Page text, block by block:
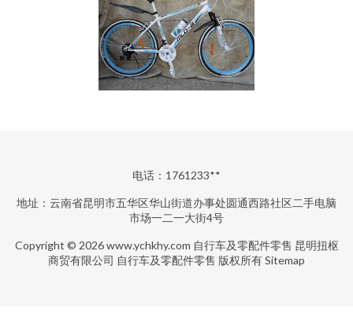
电话：1761233**
地址：云南省昆明市五华区华山街道办事处圆通西路社区二手电脑
市场一二一大街4号
Copyright © 2026www.ychkhy.com 自行车及零配件零售 昆明扭枢
商贸有限公司 自行车及零配件零售 版权所有Sitemap